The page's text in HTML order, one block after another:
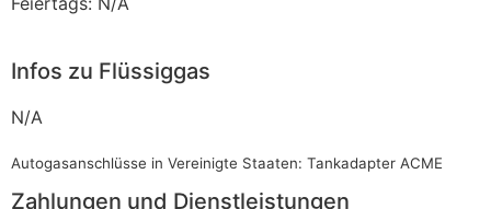
Infos zu Flüssiggas
N/A
Autogasanschlüsse in Vereinigte Staaten: Tankadapter ACME
Zahlungen und Dienstleistungen